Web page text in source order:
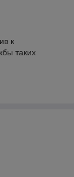
к
таких